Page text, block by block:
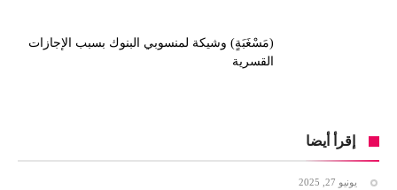
(مَسْغَبَةٍ) وشيكة لمنسوبي البنوك بسبب الإجازات
القسرية
إقرأ أيضا
يونيو 27, 2025